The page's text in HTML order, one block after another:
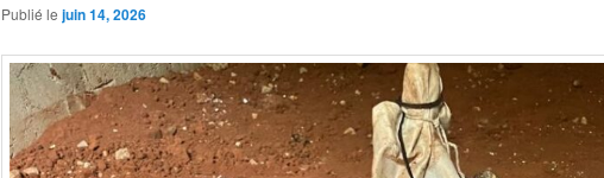
Publié le juin 14, 2026